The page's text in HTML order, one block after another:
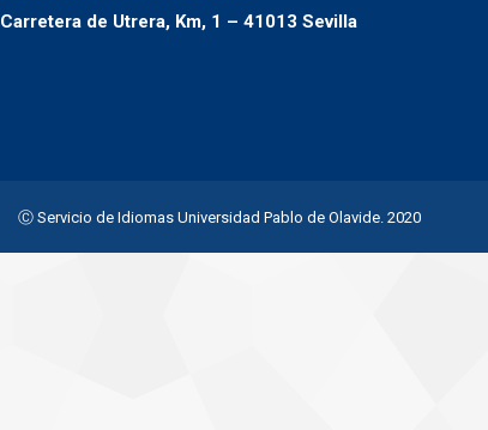
Carretera de Utrera, Km, 1 – 41013 Sevilla
Ⓒ Servicio de Idiomas Universidad Pablo de Olavide. 2020